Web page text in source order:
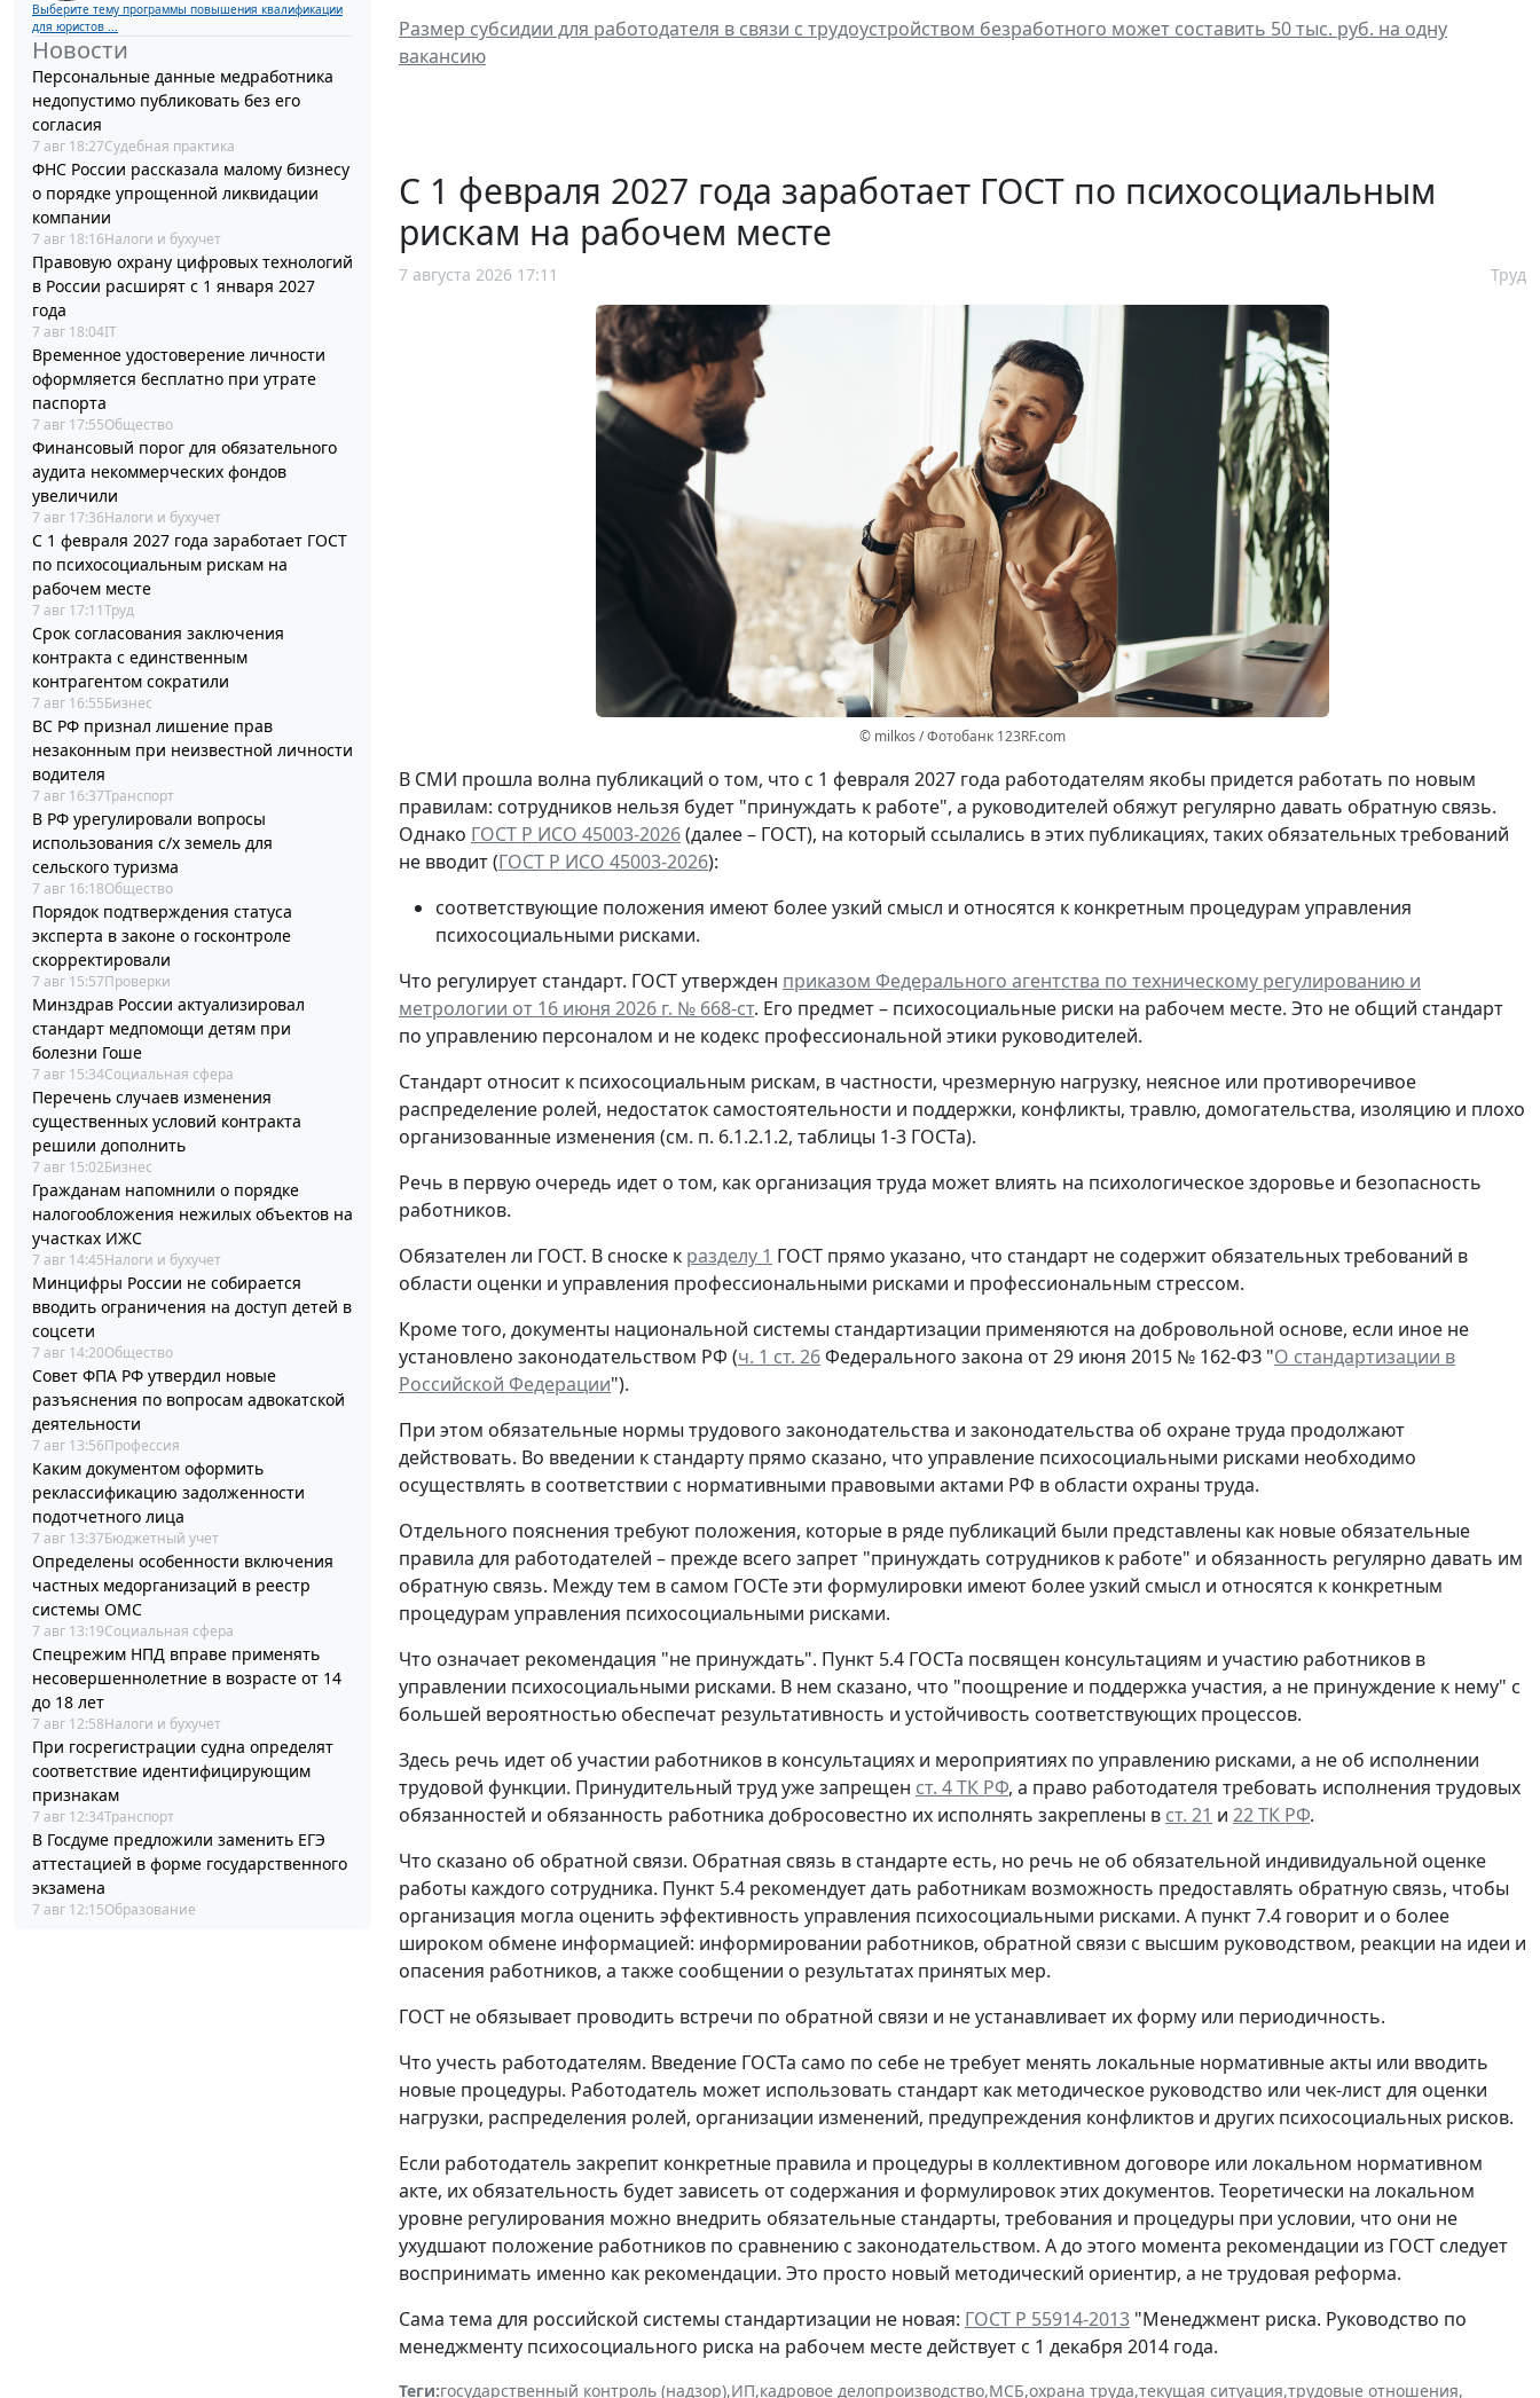
Выберите тему программы повышения квалификации
для юристов ...
Новости
Персональные данные медработника
недопустимо публиковать без его
согласия
7 авг 18:27Судебная практика
ФНС России рассказала малому бизнесу
о порядке упрощенной ликвидации
компании
7 авг 18:16Налоги и бухучет
Правовую охрану цифровых технологий
в России расширят с 1 января 2027
года
7 авг 18:04IT
Временное удостоверение личности
оформляется бесплатно при утрате
паспорта
7 авг 17:55Общество
Финансовый порог для обязательного
аудита некоммерческих фондов
увеличили
7 авг 17:36Налоги и бухучет
С 1 февраля 2027 года заработает ГОСТ
по психосоциальным рискам на
рабочем месте
7 авг 17:11Труд
Срок согласования заключения
контракта с единственным
контрагентом сократили
7 авг 16:55Бизнес
ВС РФ признал лишение прав
незаконным при неизвестной личности
водителя
7 авг 16:37Транспорт
В РФ урегулировали вопросы
использования с/х земель для
сельского туризма
7 авг 16:18Общество
Порядок подтверждения статуса
эксперта в законе о госконтроле
скорректировали
7 авг 15:57Проверки
Минздрав России актуализировал
стандарт медпомощи детям при
болезни Гоше
7 авг 15:34Социальная сфера
Перечень случаев изменения
существенных условий контракта
решили дополнить
7 авг 15:02Бизнес
Гражданам напомнили о порядке
налогообложения нежилых объектов на
участках ИЖС
7 авг 14:45Налоги и бухучет
Минцифры России не собирается
вводить ограничения на доступ детей в
соцсети
7 авг 14:20Общество
Совет ФПА РФ утвердил новые
разъяснения по вопросам адвокатской
деятельности
7 авг 13:56Профессия
Каким документом оформить
реклассификацию задолженности
подотчетного лица
7 авг 13:37Бюджетный учет
Определены особенности включения
частных медорганизаций в реестр
системы ОМС
7 авг 13:19Социальная сфера
Спецрежим НПД вправе применять
несовершеннолетние в возрасте от 14
до 18 лет
7 авг 12:58Налоги и бухучет
При госрегистрации судна определят
соответствие идентифицирующим
признакам
7 авг 12:34Транспорт
В Госдуме предложили заменить ЕГЭ
аттестацией в форме государственного
экзамена
7 авг 12:15Образование
Размер субсидии для работодателя в связи с трудоустройством безработного может составить 50 тыс. руб. на одну
вакансию
С 1 февраля 2027 года заработает ГОСТ по психосоциальным
рискам на рабочем месте
7 августа 2026 17:11 Труд
© milkos / Фотобанк 123RF.com
В СМИ прошла волна публикаций о том, что с 1 февраля 2027 года работодателям якобы придется работать по новым
правилам: сотрудников нельзя будет "принуждать к работе", а руководителей обяжут регулярно давать обратную связь.
Однако ГОСТ Р ИСО 45003-2026(далее – ГОСТ), на который ссылались в этих публикациях, таких обязательных требований
не вводит (ГОСТ Р ИСО 45003-2026):
соответствующие положения имеют более узкий смысл и относятся к конкретным процедурам управления
психосоциальными рисками.
Что регулирует стандарт. ГОСТ утвержден приказом Федерального агентства по техническому регулированию и
метрологии от 16 июня 2026 г. № 668-ст. Его предмет – психосоциальные риски на рабочем месте. Это не общий стандарт
по управлению персоналом и не кодекс профессиональной этики руководителей.
Стандарт относит к психосоциальным рискам, в частности, чрезмерную нагрузку, неясное или противоречивое
распределение ролей, недостаток самостоятельности и поддержки, конфликты, травлю, домогательства, изоляцию и плохо
организованные изменения (см. п. 6.1.2.1.2, таблицы 1-3 ГОСТа).
Речь в первую очередь идет о том, как организация труда может влиять на психологическое здоровье и безопасность
работников.
Обязателен ли ГОСТ. В сноске к разделу 1 ГОСТ прямо указано, что стандарт не содержит обязательных требований в
области оценки и управления профессиональными рисками и профессиональным стрессом.
Кроме того, документы национальной системы стандартизации применяются на добровольной основе, если иное не
установлено законодательством РФ (ч. 1 ст. 26Федерального закона от 29 июня 2015 № 162-ФЗ "О стандартизации в
Российской Федерации").
При этом обязательные нормы трудового законодательства и законодательства об охране труда продолжают
действовать. Во введении к стандарту прямо сказано, что управление психосоциальными рисками необходимо
осуществлять в соответствии с нормативными правовыми актами РФ в области охраны труда.
Отдельного пояснения требуют положения, которые в ряде публикаций были представлены как новые обязательные
правила для работодателей – прежде всего запрет "принуждать сотрудников к работе" и обязанность регулярно давать им
обратную связь. Между тем в самом ГОСТе эти формулировки имеют более узкий смысл и относятся к конкретным
процедурам управления психосоциальными рисками.
Что означает рекомендация "не принуждать". Пункт 5.4 ГОСТа посвящен консультациям и участию работников в
управлении психосоциальными рисками. В нем сказано, что "поощрение и поддержка участия, а не принуждение к нему" с
большей вероятностью обеспечат результативность и устойчивость соответствующих процессов.
Здесь речь идет об участии работников в консультациях и мероприятиях по управлению рисками, а не об исполнении
трудовой функции. Принудительный труд уже запрещен ст. 4 ТК РФ, а право работодателя требовать исполнения трудовых
обязанностей и обязанность работника добросовестно их исполнять закреплены в ст. 21 и 22 ТК РФ.
Что сказано об обратной связи. Обратная связь в стандарте есть, но речь не об обязательной индивидуальной оценке
работы каждого сотрудника. Пункт 5.4 рекомендует дать работникам возможность предоставлять обратную связь, чтобы
организация могла оценить эффективность управления психосоциальными рисками. А пункт 7.4 говорит и о более
широком обмене информацией: информировании работников, обратной связи с высшим руководством, реакции на идеи и
опасения работников, а также сообщении о результатах принятых мер.
ГОСТ не обязывает проводить встречи по обратной связи и не устанавливает их форму или периодичность.
Что учесть работодателям. Введение ГОСТа само по себе не требует менять локальные нормативные акты или вводить
новые процедуры. Работодатель может использовать стандарт как методическое руководство или чек-лист для оценки
нагрузки, распределения ролей, организации изменений, предупреждения конфликтов и других психосоциальных рисков.
Если работодатель закрепит конкретные правила и процедуры в коллективном договоре или локальном нормативном
акте, их обязательность будет зависеть от содержания и формулировок этих документов. Теоретически на локальном
уровне регулирования можно внедрить обязательные стандарты, требования и процедуры при условии, что они не
ухудшают положение работников по сравнению с законодательством. А до этого момента рекомендации из ГОСТ следует
воспринимать именно как рекомендации. Это просто новый методический ориентир, а не трудовая реформа.
Сама тема для российской системы стандартизации не новая: ГОСТ Р 55914-2013 "Менеджмент риска. Руководство по
менеджменту психосоциального риска на рабочем месте действует с 1 декабря 2014 года.
Теги:государственный контроль (надзор),ИП,кадровое делопроизводство,МСБ,охрана труда,текущая ситуация,трудовые отношения,